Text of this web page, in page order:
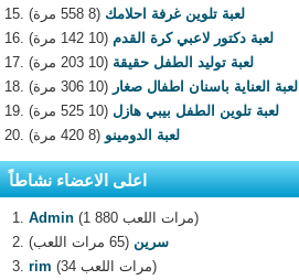
لعبة تلوين غرفة احلامك (8 558 مرة)
لعبة دكتور لاعبي كرة القدم (10 142 مرة)
لعبة توليد الطفل حقيقة (10 203 مرة)
لعبة العناية باسنان اطفال صغار (10 306 مرة)
لعبة تلوين الطفل بيبي هازل (10 525 مرة)
لعبة الدومينو (8 420 مرة)
اعلى الاعضاء نشاطاً
Admin
(1 880 مرات اللعب)
سرين (65 مرات اللعب)
rim
(34 مرات اللعب)